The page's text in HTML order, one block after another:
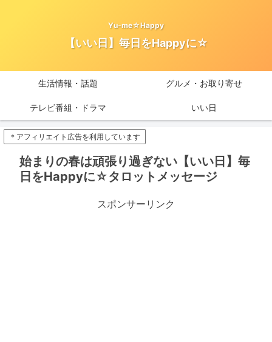
Yu-me☆Happy
【いい日】毎日をHappyに☆
生活情報・話題 グルメ・お取り寄せ
テレビ番組・ドラマ いい日
＊アフィリエイト広告を利用しています
始まりの春は頑張り過ぎない【いい日】毎
日をHappyに☆タロットメッセージ
スポンサーリンク